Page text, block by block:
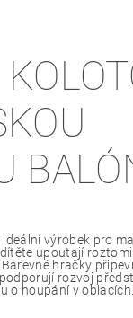
výrobek pro
upoutají
hračky
rozvoj
o houpání v oblacích.